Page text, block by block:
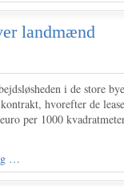
landmænd
i de store
hvorefter de
per 1000
…